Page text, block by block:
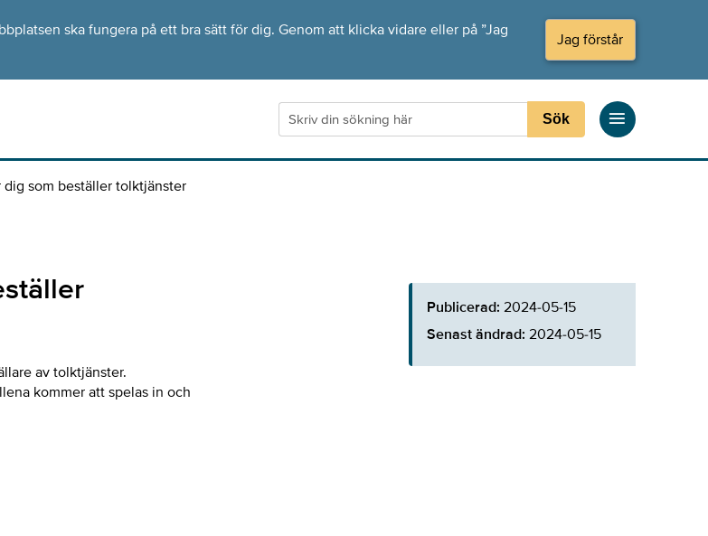
ska fungera på ett bra sätt för dig. Genom att klicka vidare eller på ”Jag
Jag förstår
Sök
som beställer tolktjänster
av tolktjänster.
kommer att spelas in och
Publicerad: 2024-05-15
Senast ändrad: 2024-05-15